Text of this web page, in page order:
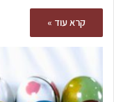
קרא עוד »